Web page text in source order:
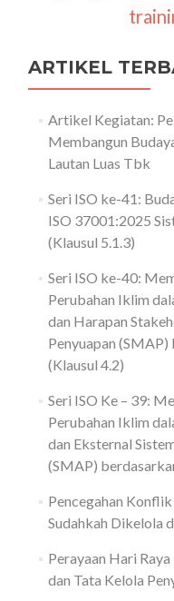
ARTIKEL
Artikel Kegiatan:
Membangun
Lautan Luas Tbk
Seri ISO ke-41:
ISO 37001:2025
(Klausul 5.1.3)
Seri ISO ke-40:
Perubahan Iklim
dan Harapan
Penyuapan
(Klausul 4.2)
Seri ISO Ke – 39:
Perubahan Iklim
dan Eksternal
(SMAP)
Pencegahan
Sudahkah Dikelola
Perayaan Hari
dan Tata Kelola